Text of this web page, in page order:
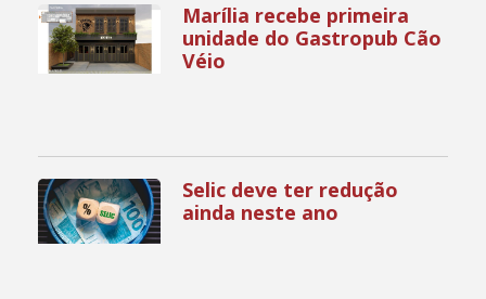
Marília recebe primeira
unidade do Gastropub Cão
Véio
Selic deve ter redução
ainda neste ano